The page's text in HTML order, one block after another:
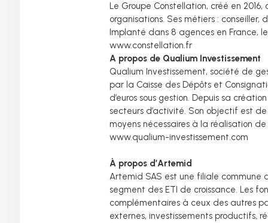
Le Groupe Constellation, créé en
organisations. Ses métiers : conseiller,
Implanté dans 8 agences en France,
www.constellation.fr
A propos de Qualium Investissement
Qualium Investissement, société de
par la Caisse des Dépôts et
d’euros sous gestion. Depuis sa
secteurs d’activité. Son objectif est
moyens nécessaires à la réalisation
www.qualium-investissement.com
À propos d’Artemid
Artemid SAS est une filiale commune
segment des ETI de croissance. Les
complémentaires à ceux des autres
externes, investissements productifs,